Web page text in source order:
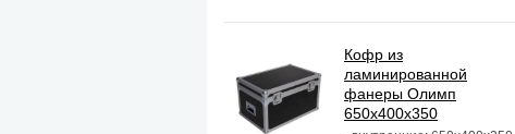
Кофр из
ламинированной
фанеры Олимп
650х400х350